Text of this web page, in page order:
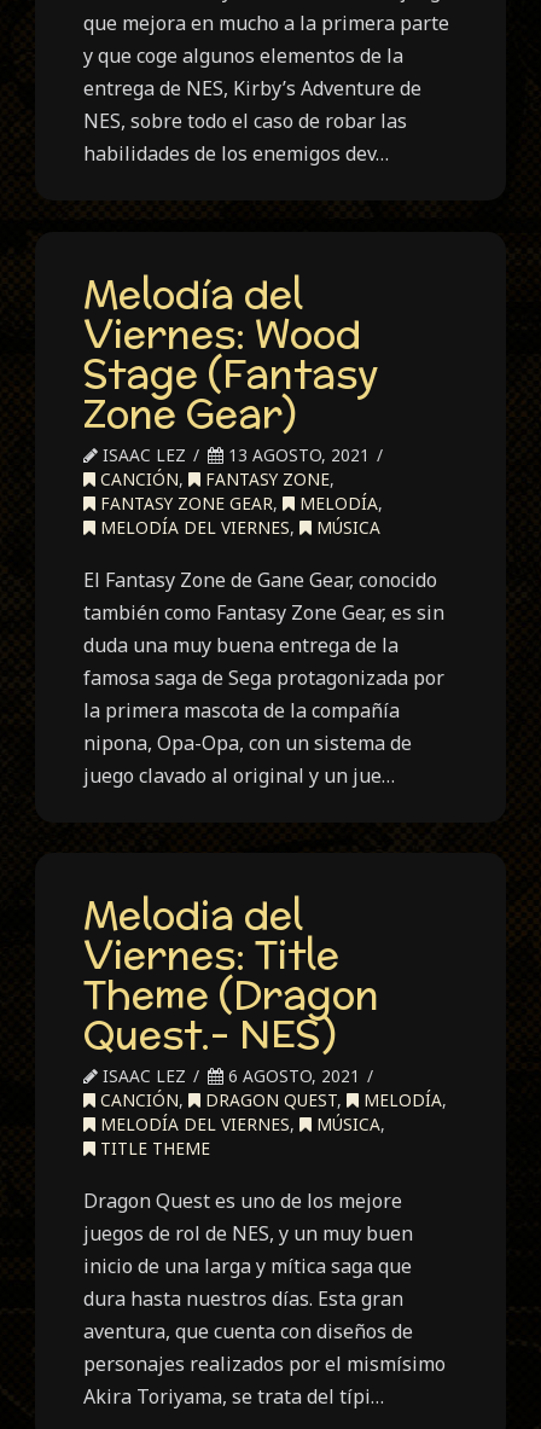
que mejora en mucho a la primera parte
y que coge algunos elementos de la
entrega de NES, Kirby’s Adventure de
NES, sobre todo el caso de robar las
habilidades de los enemigos dev…
Melodía del
Viernes: Wood
Stage (Fantasy
Zone Gear)
ISAAC LEZ
13 AGOSTO, 2021
CANCIÓN, FANTASY ZONE,
FANTASY ZONE GEAR, MELODÍA,
MELODÍA DEL VIERNES, MÚSICA
El Fantasy Zone de Gane Gear, conocido
también como Fantasy Zone Gear, es sin
duda una muy buena entrega de la
famosa saga de Sega protagonizada por
la primera mascota de la compañía
nipona, Opa-Opa, con un sistema de
juego clavado al original y un jue…
Melodia del
Viernes: Title
Theme (Dragon
Quest.- NES)
ISAAC LEZ
6 AGOSTO, 2021
CANCIÓN, DRAGON QUEST, MELODÍA,
MELODÍA DEL VIERNES, MÚSICA,
TITLE THEME
Dragon Quest es uno de los mejore
juegos de rol de NES, y un muy buen
inicio de una larga y mítica saga que
dura hasta nuestros días. Esta gran
aventura, que cuenta con diseños de
personajes realizados por el mismísimo
Akira Toriyama, se trata del típi…